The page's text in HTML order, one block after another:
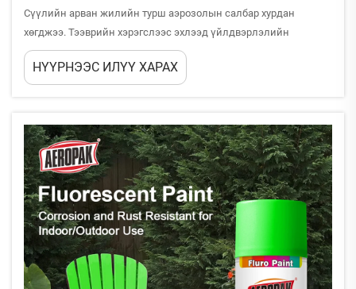
Сүүлийн арван жилийн турш аэрозолын салбар хурдан
хөгджээ. Тээврийн хэрэгслээс эхлээд үйлдвэрлэлийн
цэвэрлэгээний бүтээгдэхүүн хүртэл олон салбартай
компаниуд мэргэжлийн аэрозол үйлдвэрлэгчтэй хамтран
НҮҮРНЭЭС ИЛҮҮ ХАРАХ